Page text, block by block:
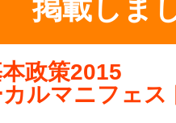
掲載しま
政策2015
カルマニフェス